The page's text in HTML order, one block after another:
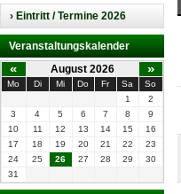
› Eintritt / Termine 2026
Veranstaltungskalender
« August 2026 »
Mo Di Mi Do Fr Sa
So
1
2
3
4 5 6 7 8
9
10
11 12 13 14 15
16
17
18 19 20 21 22
23
24
25 26 27 28 29
30
31